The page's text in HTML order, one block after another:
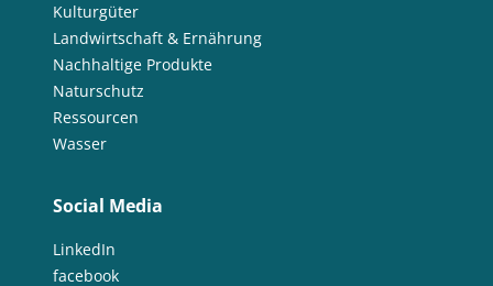
Kulturgüter
Landwirtschaft & Ernährung
Nachhaltige Produkte
Naturschutz
Ressourcen
Wasser
Social Media
LinkedIn
facebook